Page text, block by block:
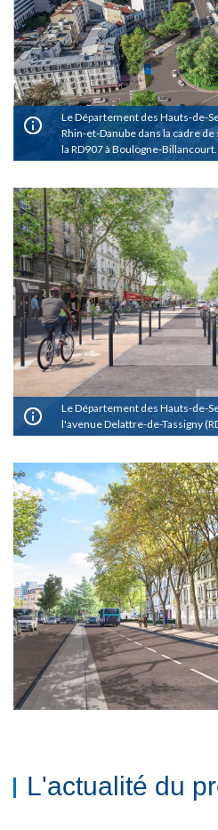
Le Département des Hauts-de-
Rhin-et-Danube dans la cadre
la RD907 à Boulogne-Billancourt.
Le Département des Hauts-de-
l'avenue Delattre-de-Tassigny
L'actualité du